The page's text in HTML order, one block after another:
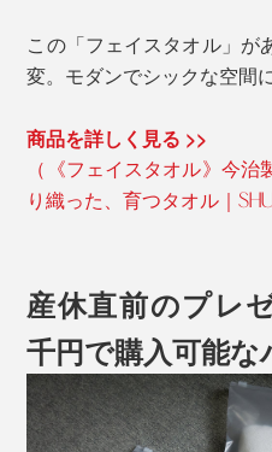
この「フェイスタオル」が
変。モダンでシックな空間
商品を詳しく見る >>
（《フェイスタオル》今
り織った、育つタオル｜
産休直前のプレ
千円で購入可能